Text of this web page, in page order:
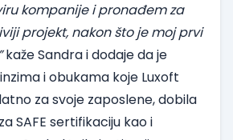
kompanije i pronađem za
projekt, nakon što je moj prvi
kaže Sandra i dodaje da je
i obukama koje Luxoft
za svoje zaposlene, dobila
SAFE sertifikaciju kao i